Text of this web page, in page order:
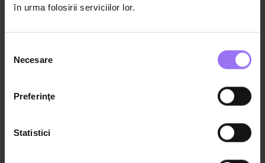
în urma folosirii serviciilor lor.
consimțământului
Necesare
Preferinţe
Statistici
1:30:11
Mese simple în familie fără păcăleli și